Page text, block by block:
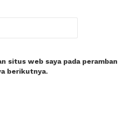
situs web saya pada peramban
berikutnya.